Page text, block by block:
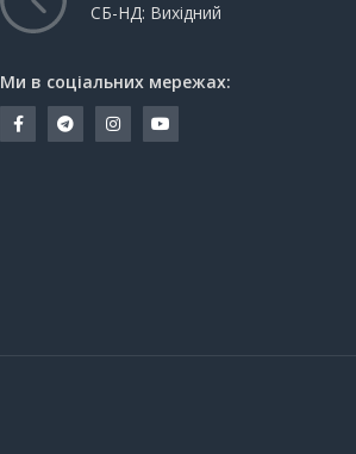
СБ-НД: Вихідний
Ми в соціальних мережах: